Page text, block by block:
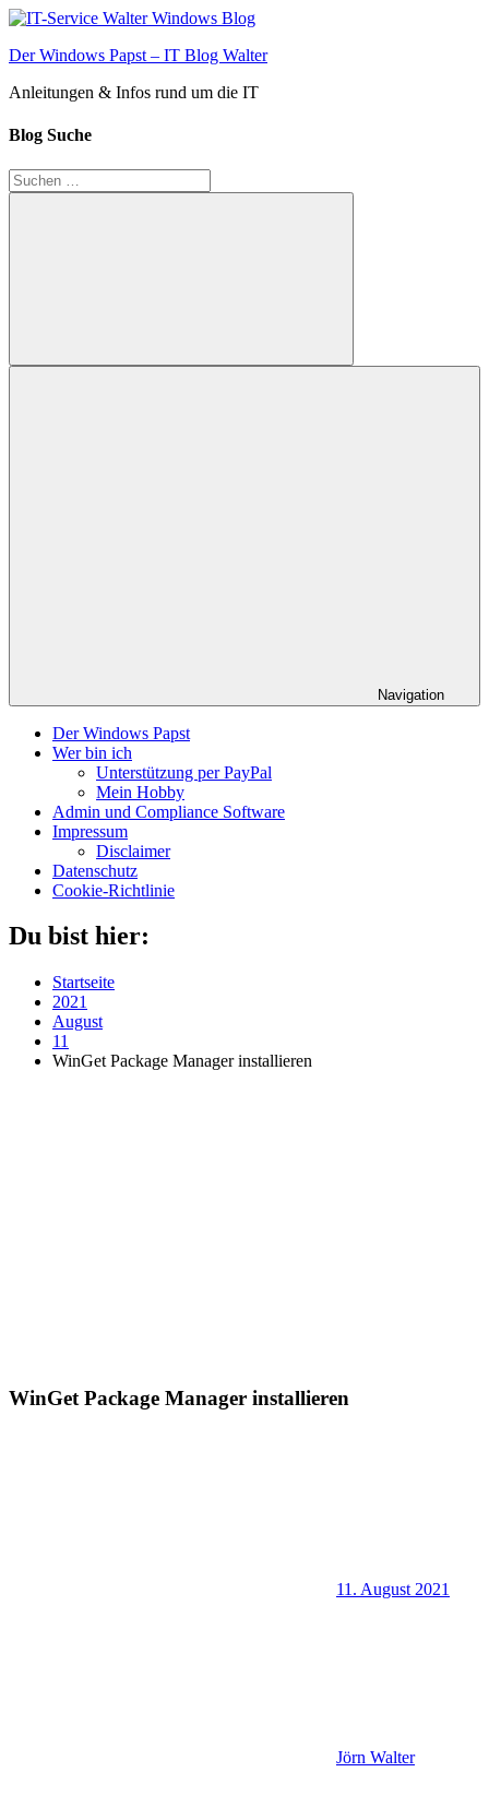
Zum
springen
Der Windows Papst – IT Blog Walter
Anleitungen & Infos rund um die IT
Blog Suche
Suchen
nach:
Suchen
Navigation
Der Windows Papst
Wer bin ich
Unterstützung per PayPal
Mein Hobby
Admin und Compliance Software
Impressum
Disclaimer
Datenschutz
Cookie-Richtlinie
Du bist hier:
Startseite
2021
August
11
WinGet Package Manager installieren
WinGet Package Manager installieren
11. August 2021
Jörn Walter